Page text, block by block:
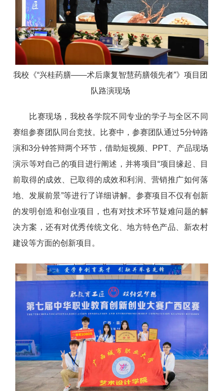
我校《“兴桂药膳——术后康复智慧药膳领先者”》项目团
队路演现场
比赛现场，我校各学院不同专业的学子与全区不同
赛组参赛团队同台竞技。比赛中，参赛团队通过5分钟路
演和3分钟答辩两个环节，借助短视频、PPT、产品现场
演示等对自己的项目进行阐述，并将项目“项目缘起、目
前取得的成效、已取得的成效和利润、营销推广如何落
地、发展前景”等进行了详细讲解。参赛项目不仅有创新
的发明创造和创业项目，也有对技术环节疑难问题的解
决方案，还有对优秀传统文化、地方特色产品、新农村
建设等方面的创新项目。